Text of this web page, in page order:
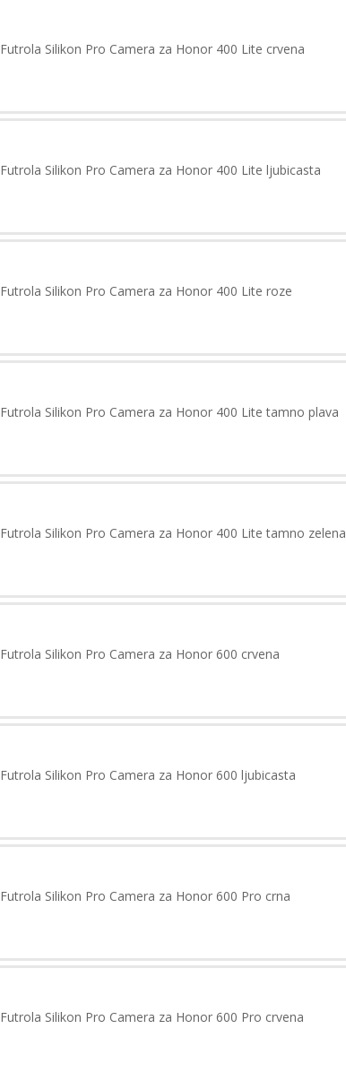
Futrola Silikon Pro Camera za Honor 400 Lite crvena
Futrola Silikon Pro Camera za Honor 400 Lite ljubicasta
Futrola Silikon Pro Camera za Honor 400 Lite roze
Futrola Silikon Pro Camera za Honor 400 Lite tamno plava
Futrola Silikon Pro Camera za Honor 400 Lite tamno zelena
Futrola Silikon Pro Camera za Honor 600 crvena
Futrola Silikon Pro Camera za Honor 600 ljubicasta
Futrola Silikon Pro Camera za Honor 600 Pro crna
Futrola Silikon Pro Camera za Honor 600 Pro crvena